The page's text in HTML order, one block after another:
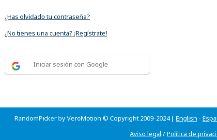
¿Has olvidado tu contraseña?
¿No tienes una cuenta? ¡Regístrate!
Iniciar sesión con Google
RandomPicker by VeroMotion © Copyright 2009-2024 | English -
Aviso legal /Política de